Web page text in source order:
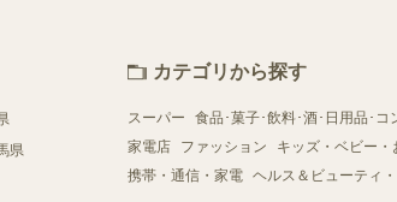
県
カテゴリから探す
スーパー 食品･菓子･飲料･酒･日用品･コ
家電店
ファッション キッズ・ベビー・
携帯・通信・家電 ヘルス＆ビューティ